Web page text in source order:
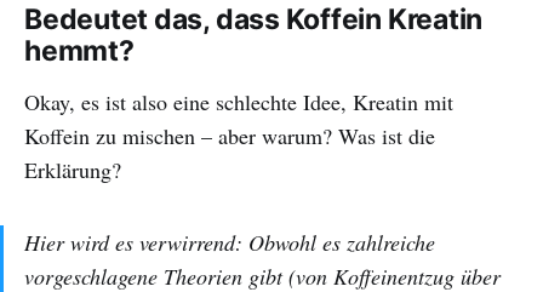
Bedeutet das, dass Koffein Kreatin
hemmt?
Okay, es ist also eine schlechte Idee, Kreatin mit
Koffein zu mischen – aber warum? Was ist die
Erklärung?
Hier wird es verwirrend: Obwohl es zahlreiche
vorgeschlagene Theorien gibt (von Koffeinentzug über